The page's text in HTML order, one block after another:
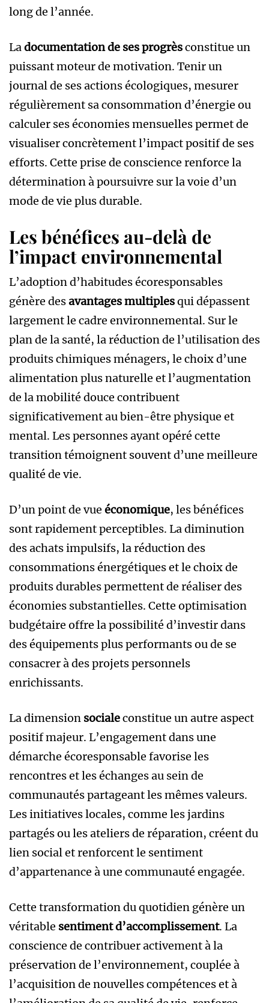
long de l’année.
La documentation de ses progrèsconstitue un
puissant moteur de motivation. Tenir un
journal de ses actions écologiques, mesurer
régulièrement sa consommation d’énergie ou
calculer ses économies mensuelles permet de
visualiser concrètement l’impact positif de ses
efforts. Cette prise de conscience renforce la
détermination à poursuivre sur la voie d’un
mode de vie plus durable.
Les bénéfices au-delà de
l’impact environnemental
L’adoption d’habitudes écoresponsables
génère desavantages multiplesqui dépassent
largement le cadre environnemental. Sur le
plan de la santé, la réduction de l’utilisation des
produits chimiques ménagers, le choix d’une
alimentation plus naturelle et l’augmentation
de la mobilité douce contribuent
significativement au bien-être physique et
mental. Les personnes ayant opéré cette
transition témoignent souvent d’une meilleure
qualité de vie.
D’un point de vue économique, les bénéfices
sont rapidement perceptibles. La diminution
des achats impulsifs, la réduction des
consommations énergétiques et le choix de
produits durables permettent de réaliser des
économies substantielles. Cette optimisation
budgétaire offre la possibilité d’investir dans
des équipements plus performants ou de se
consacrer à des projets personnels
enrichissants.
La dimension socialeconstitue un autre aspect
positif majeur. L’engagement dans une
démarche écoresponsable favorise les
rencontres et les échanges au sein de
communautés partageant les mêmes valeurs.
Les initiatives locales, comme les jardins
partagés ou les ateliers de réparation, créent du
lien social et renforcent le sentiment
d’appartenance à une communauté engagée.
Cette transformation du quotidien génère un
véritable sentiment d’accomplissement. La
conscience de contribuer activement à la
préservation de l’environnement, couplée à
l’acquisition de nouvelles compétences et à